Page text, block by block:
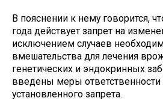
В пояснении к нему говорится,
года действует запрет на
исключением случаев
вмешательства для лечения
генетических и эндокринных
введены меры ответственности
установленного запрета.